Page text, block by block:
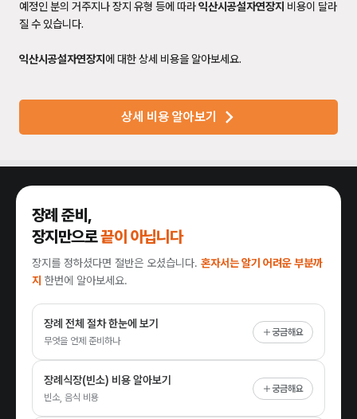
예정인 분의 거주지나 장지 유형 등에 따라익산시공설자연장지 비용이 달라
질 수 있습니다.
익산시공설자연장지에 대한 상세 비용을 알아보세요.
상세 비용 알아보기
장례 준비,
장지만으로끝이 아닙니다
장지를 정하셨다면 절반은 오셨습니다. 혼자서는 알기 어려운 부분까
지 한번에 알아보세요.
장례 전체 절차 한눈에 보기
무엇을 언제 준비하나
궁금해요
장례식장(빈소) 비용 알아보기
빈소, 음식 비용
궁금해요